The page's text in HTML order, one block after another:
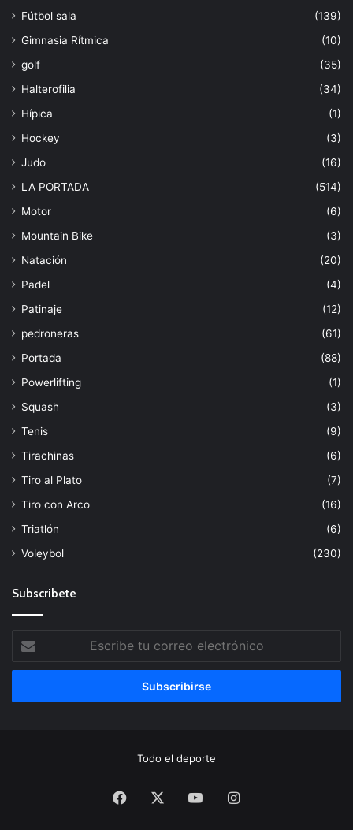
Fútbol sala
(139)
Gimnasia Rítmica
(10)
golf
(35)
Halterofilia
(34)
Hípica
(1)
Hockey
(3)
Judo
(16)
LA PORTADA
(514)
Motor
(6)
Mountain Bike
(3)
Natación
(20)
Padel
(4)
Patinaje
(12)
pedroneras
(61)
Portada
(88)
Powerlifting
(1)
Squash
(3)
Tenis
(9)
Tirachinas
(6)
Tiro al Plato
(7)
Tiro con Arco
(16)
Triatlón
(6)
Voleybol
(230)
Subscribete
tu
correo
Todo el deporte
Facebook YouTubeInstagram